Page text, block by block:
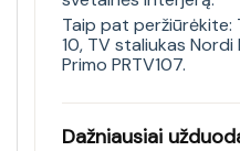
Taip pat peržiūrėkite:
10, TV staliukas Nordi
Primo PRTV107.
Dažniausiai